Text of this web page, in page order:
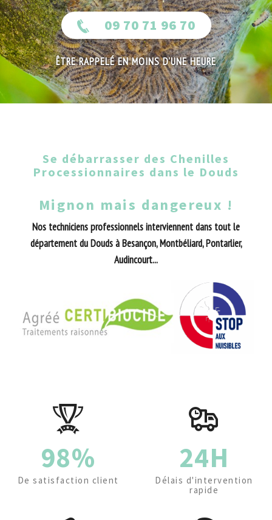
09 70 71 96 70
ÊTRE RAPPELÉ EN MOINS D'UNE HEURE
Se débarrasser des Chenilles
Processionnaires dans le Douds
Mignon mais dangereux !
Nos techniciens professionnels interviennent dans tout le
département du Douds à Besançon, Montbéliard, Pontarlier,
Audincourt...
98%
De satisfaction client
24H
Délais d'intervention
rapide